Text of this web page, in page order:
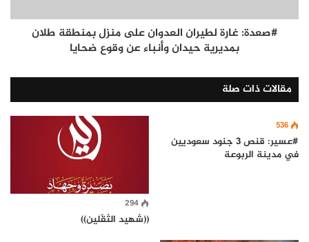
#صعدة: غارة لطيران العدوان على منزل بمنطقة طلان
بمديرية حيدان وأنباء عن وقوع ضحايا
مقالات ذات صلة
536
#عسير: قنص 3 جنود سعوديين
في مدينة الربوعة
294
((شهيد الثقّلين))